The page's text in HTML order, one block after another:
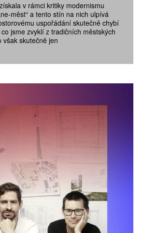
v rámci kritiky modernismu
měst“ a tento stín na nich ulpívá
uspořádání skutečně chybí
jsme zvyklí z tradičních městských
však skutečně jen